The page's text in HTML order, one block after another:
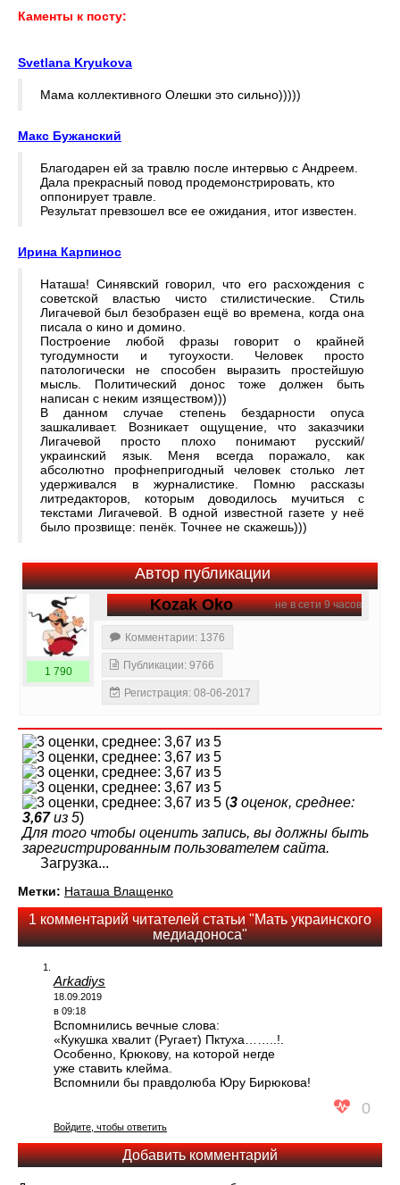
Каменты к посту:
Svetlana Kryukova
Мама коллективного Олешки это сильно)))))
Макс Бужанский
Благодарен ей за травлю после интервью с Андреем.
Дала прекрасный повод продемонстрировать, кто
оппонирует травле.
Результат превзошел все ее ожидания, итог известен.
Ирина Карпинос
Наташа! Синявский говорил, что его расхождения с
советской властью чисто стилистические. Стиль
Лигачевой был безобразен ещё во времена, когда она
писала о кино и домино.
Построение любой фразы говорит о крайней
тугодумности и тугоухости. Человек просто
патологически не способен выразить простейшую
мысль. Политический донос тоже должен быть
написан с неким изяществом)))
В данном случае степень бездарности опуса
зашкаливает. Возникает ощущение, что заказчики
Лигачевой просто плохо понимают русский/
украинский язык. Меня всегда поражало, как
абсолютно профнепригодный человек столько лет
удерживался в журналистике. Помню рассказы
литредакторов, которым доводилось мучиться с
текстами Лигачевой. В одной известной газете у неё
было прозвище: пенёк. Точнее не скажешь)))
Автор публикации
не в сети 9 часов
Kozak Oko
1 790
Комментарии: 1376
Публикации: 9766
Регистрация: 08-06-2017
(3 оценок, среднее:
3,67из 5)
Для того чтобы оценить запись, вы должны быть
зарегистрированным пользователем сайта.
Загрузка...
Метки: Наташа Влащенко
1 комментарий читателей статьи "Мать украинского
медиадоноса"
Arkadiys
18.09.2019
в 09:18
Вспомнились вечные слова:
«Кукушка хвалит (Ругает) Пктуха……..!.
Особенно, Крюкову, на которой негде
уже ставить клейма.
Вспомнили бы правдолюба Юру Бирюкова!
0
Войдите, чтобы ответить
Добавить комментарий